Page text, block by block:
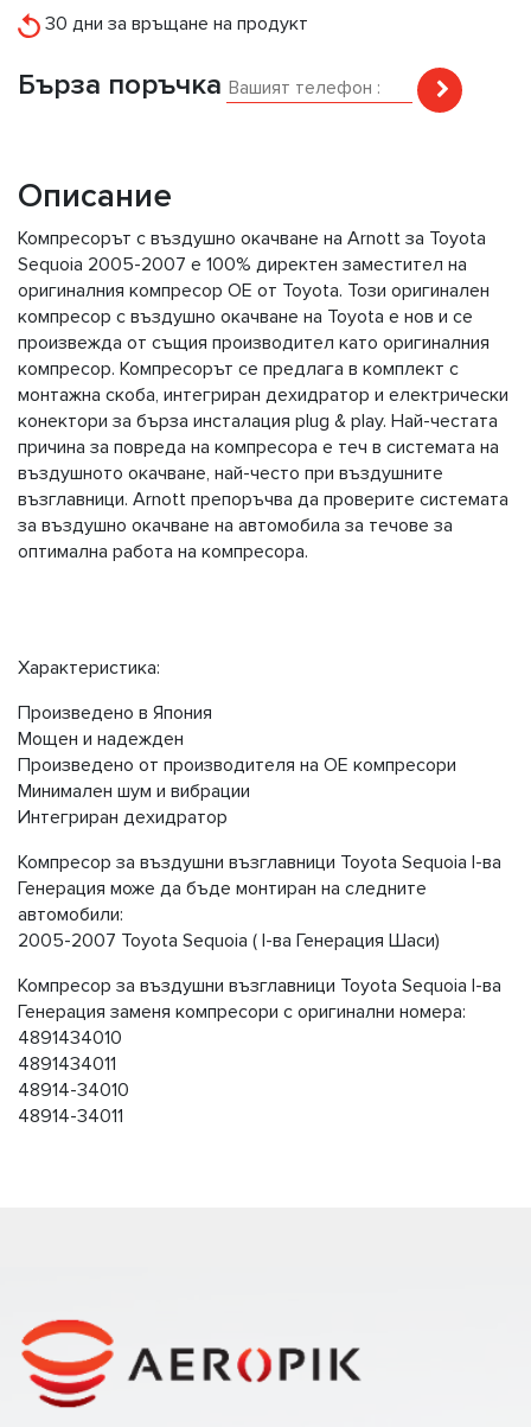
30 дни за връщане на продукт
Бърза поръчка
Описание
Компресорът с въздушно окачване на Arnott за Toyota
Sequoia 2005-2007 е 100% директен заместител на
оригиналния компресор OE от Toyota. Този оригинален
компресор с въздушно окачване на Toyota е нов и се
произвежда от същия производител като оригиналния
компресор. Компресорът се предлага в комплект с
монтажна скоба, интегриран дехидратор и електрически
конектори за бърза инсталация plug & play. Най-честата
причина за повреда на компресора е теч в системата на
въздушното окачване, най-често при въздушните
възглавници. Arnott препоръчва да проверите системата
за въздушно окачване на автомобила за течове за
оптимална работа на компресора.
Характеристика:
Произведено в Япония
Мощен и надежден
Произведено от производителя на OE компресори
Минимален шум и вибрации
Интегриран дехидратор
Компресор за въздушни възглавници Toyota Sequoia I-ва
Генерация може да бъде монтиран на следните
автомобили:
2005-2007 Toyota Sequoia ( I-ва Генерация Шаси)
Компресор за въздушни възглавници Toyota Sequoia I-ва
Генерация заменя компресори с оригинални номера:
4891434010
4891434011
48914-34010
48914-34011